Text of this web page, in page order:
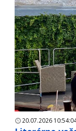
20.07.2026